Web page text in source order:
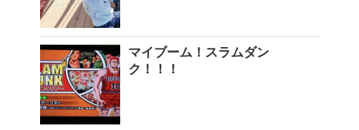
マイブーム！スラムダン
ク！！！